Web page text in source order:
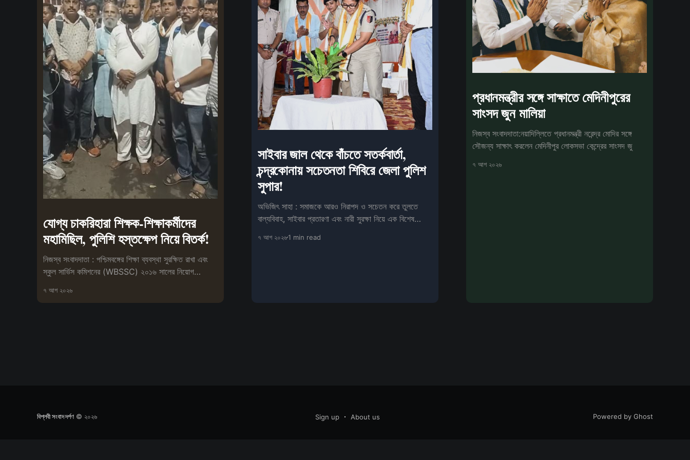
যোগ্য চাকরিহারা শিক্ষক-শিক্ষাকর্মীদের
মহামিছিল, পুলিশি হস্তক্ষেপ নিয়ে বিতর্ক!
নিজস্ব সংবাদদাতা : পশ্চিমবঙ্গের শিক্ষা ব্যবস্থা সুরক্ষিত রাখা এবং
স্কুল সার্ভিস কমিশনের (WBSSC) ২০১৬ সালের নিয়োগ
৭ আগ ২০২৬
সাইবার জাল থেকে বাঁচতে সতর্কবার্তা,
চন্দ্রকোনায় সচেতনতা শিবিরে জেলা পুলিশ
সুপার!
অভিজিৎ সাহা : সমাজকে আরও নিরাপদ ও সচেতন করে তুলতে
বাল্যবিবাহ, সাইবার প্রতারণা এবং নারী সুরক্ষা নিয়ে এক বিশেষ
৭ আগ ২০২৬1 min read
প্রধানমন্ত্রীর সঙ্গে সাক্ষাতে মেদিনীপুরের
সাংসদ জুন মালিয়া
নিজস্ব সংবাদদাতা:নয়াদিল্লিতে প্রধানমন্ত্রী নরেন্দ্র মোদির সঙ্গে
সৌজন্য সাক্ষাৎ করলেন মেদিনীপুর লোকসভা কেন্দ্রের সাংসদ জু
৭ আগ ২০২৬
বিপ্লবী সংবাদ দর্পণ© ২০২৬ Sign up About us Powered by Ghost